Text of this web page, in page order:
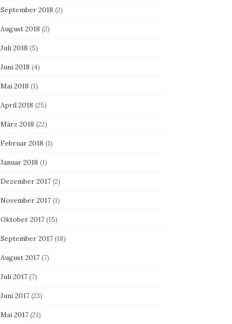
September 2018 (2)
August 2018 (2)
Juli 2018 (5)
Juni 2018 (4)
Mai 2018 (1)
April 2018 (25)
März 2018 (22)
Februar 2018 (1)
Januar 2018 (1)
Dezember 2017(2)
November 2017(1)
Oktober 2017(15)
September 2017(18)
August 2017(7)
Juli 2017(7)
Juni 2017(23)
Mai 2017(21)